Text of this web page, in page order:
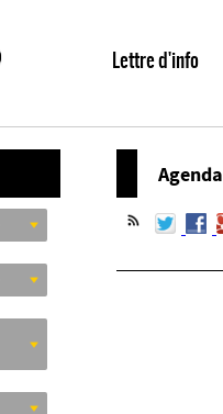
Lettre d'info
Agenda